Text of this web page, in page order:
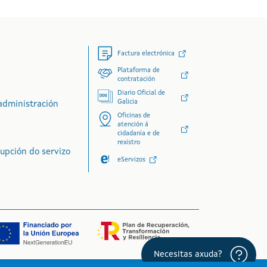
do servizo
Factura electrónica
Plataforma de
contratación
Diario Oficial de
Galicia
Oficinas de
atención á
cidadanía e de
rexistro
eServizos